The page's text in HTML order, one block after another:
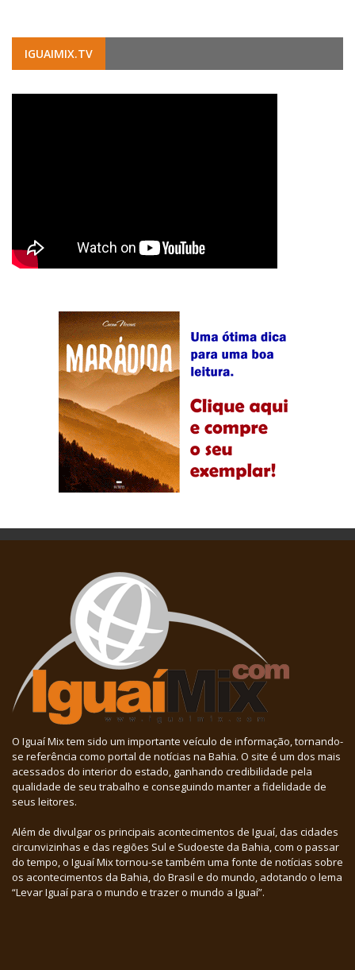
IGUAIMIX.TV
O Iguaí Mix tem sido um importante veículo de informação, tornando-
se referência como portal de notícias na Bahia. O site é um dos mais
acessados do interior do estado, ganhando credibilidade pela
qualidade de seu trabalho e conseguindo manter a fidelidade de
seus leitores.
Além de divulgar os principais acontecimentos de Iguaí, das cidades
circunvizinhas e das regiões Sul e Sudoeste da Bahia, com o passar
do tempo, o Iguaí Mix tornou-se também uma fonte de notícias sobre
os acontecimentos da Bahia, do Brasil e do mundo, adotando o lema
“Levar Iguaí para o mundo e trazer o mundo a Iguaí”.